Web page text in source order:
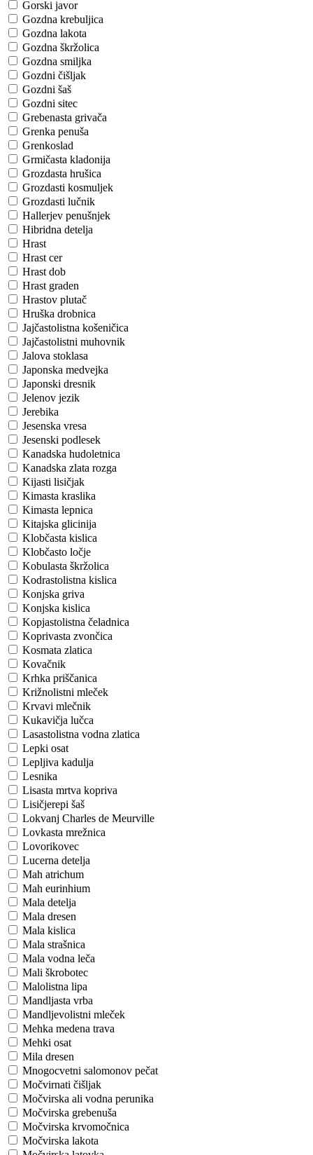
Gorski javor
Gozdna krebuljica
Gozdna lakota
Gozdna škržolica
Gozdna smiljka
Gozdni čišljak
Gozdni šaš
Gozdni sitec
Grebenasta grivača
Grenka penuša
Grenkoslad
Grmičasta kladonija
Grozdasta hrušica
Grozdasti kosmuljek
Grozdasti lučnik
Hallerjev penušnjek
Hibridna detelja
Hrast
Hrast cer
Hrast dob
Hrast graden
Hrastov plutač
Hruška drobnica
Jajčastolistna košeničica
Jajčastolistni muhovnik
Jalova stoklasa
Japonska medvejka
Japonski dresnik
Jelenov jezik
Jerebika
Jesenska vresa
Jesenski podlesek
Kanadska hudoletnica
Kanadska zlata rozga
Kijasti lisičjak
Kimasta kraslika
Kimasta lepnica
Kitajska glicinija
Klobčasta kislica
Klobčasto ločje
Kobulasta škržolica
Kodrastolistna kislica
Konjska griva
Konjska kislica
Kopjastolistna čeladnica
Koprivasta zvončica
Kosmata zlatica
Kovačnik
Krhka priščanica
Križnolistni mleček
Krvavi mlečnik
Kukavičja lučca
Lasastolistna vodna zlatica
Lepki osat
Lepljiva kadulja
Lesnika
Lisasta mrtva kopriva
Lisičjerepi šaš
Lokvanj Charles de Meurville
Lovkasta mrežnica
Lovorikovec
Lucerna detelja
Mah atrichum
Mah eurinhium
Mala detelja
Mala dresen
Mala kislica
Mala strašnica
Mala vodna leča
Mali škrobotec
Malolistna lipa
Mandljasta vrba
Mandljevolistni mleček
Mehka medena trava
Mehki osat
Mila dresen
Mnogocvetni salomonov pečat
Močvirnati čišljak
Močvirska ali vodna perunika
Močvirska grebenuša
Močvirska krvomočnica
Močvirska lakota